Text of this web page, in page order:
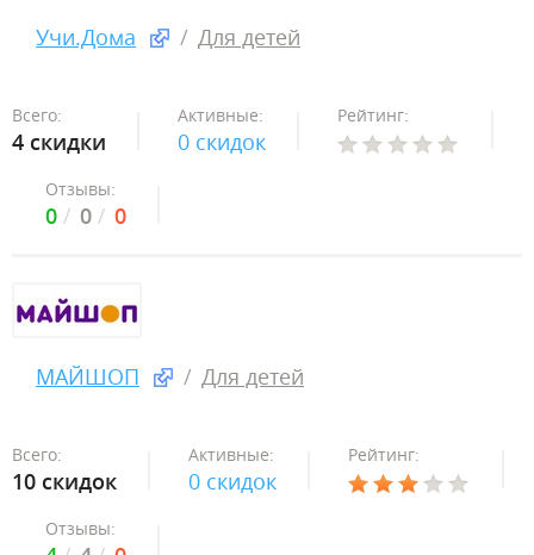
Учи.Дома Для детей
Всего:
4 скидки
Активные:
0 скидок
Рейтинг:
Отзывы:
0 0 0
МАЙШОП Для детей
Всего:
10 скидок
Активные:
0 скидок
Рейтинг:
Отзывы: